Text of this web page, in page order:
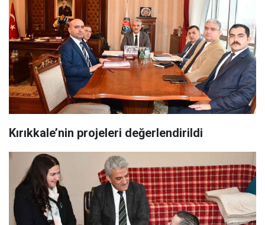
Kırıkkale’nin projeleri değerlendirildi